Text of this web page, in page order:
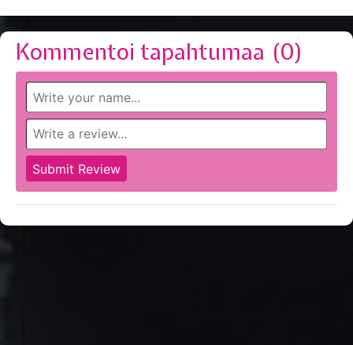
Kommentoi tapahtumaa (0)